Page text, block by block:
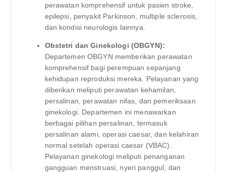
perawatan komprehensif untuk pasien stroke,
epilepsi, penyakit Parkinson, multiple sclerosis,
dan kondisi neurologis lainnya.
Obstetri dan Ginekologi (OBGYN):
Departemen OBGYN memberikan perawatan
komprehensif bagi perempuan sepanjang
kehidupan reproduksi mereka. Pelayanan yang
diberikan meliputi perawatan kehamilan,
persalinan, perawatan nifas, dan pemeriksaan
ginekologi. Departemen ini menawarkan
berbagai pilihan persalinan, termasuk
persalinan alami, operasi caesar, dan kelahiran
normal setelah operasi caesar (VBAC).
Pelayanan ginekologi meliputi penanganan
gangguan menstruasi, nyeri panggul, dan